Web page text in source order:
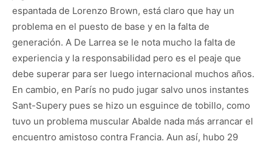
espantada de Lorenzo Brown, está claro que hay un
problema en el puesto de base y en la falta de
generación. A De Larrea se le nota mucho la falta de
experiencia y la responsabilidad pero es el peaje que
debe superar para ser luego internacional muchos años.
En cambio, en París no pudo jugar salvo unos instantes
Sant-Supery pues se hizo un esguince de tobillo, como
tuvo un problema muscular Abalde nada más arrancar el
encuentro amistoso contra Francia. Aun así, hubo 29